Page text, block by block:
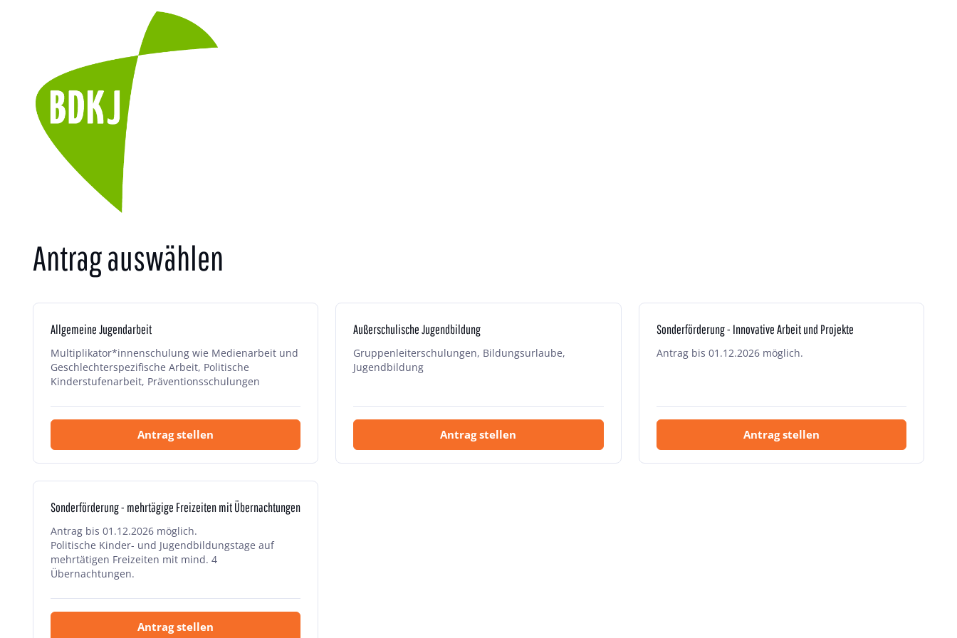
Antrag auswählen
Allgemeine Jugendarbeit
Multiplikator*innenschulung wie Medienarbeit und
Geschlechterspezifische Arbeit, Politische
Kinderstufenarbeit, Präventionsschulungen
Antrag stellen
Außerschulische Jugendbildung
Gruppenleiterschulungen, Bildungsurlaube,
Jugendbildung
Antrag stellen
Sonderförderung - Innovative Arbeit und Projekte
Antrag bis 01.12.2026 möglich.
Antrag stellen
Sonderförderung - mehrtägige Freizeiten mit Übernachtungen
Antrag bis 01.12.2026 möglich.
Politische Kinder- und Jugendbildungstage auf
mehrtätigen Freizeiten mit mind. 4
Übernachtungen.
Antrag stellen